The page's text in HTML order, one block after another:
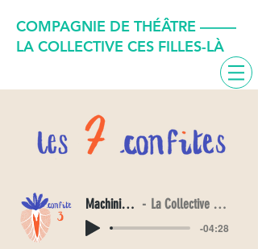
COMPAGNIE DE THÉÂTRE –––––
LA COLLECTIVE CES FILLES-LÀ
Machininfernale La Collective Ces Filles-Là
-04:28